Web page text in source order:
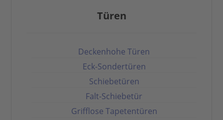
Türen
Deckenhohe Türen
Eck-Sondertüren
Schiebetüren
Falt-Schiebetür
Grifflose Tapetentüren